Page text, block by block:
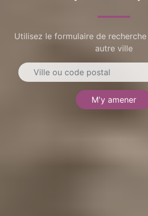
Utilisez le formulaire de
autre ville
M'y amener